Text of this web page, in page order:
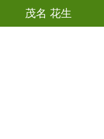
茂名 花生
蔬菜鲜肉 ->花生